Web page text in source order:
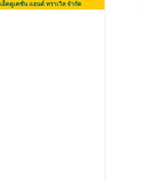
เอ็ดดูเคชั่น แอนด์ ทราเวิล จำกัด